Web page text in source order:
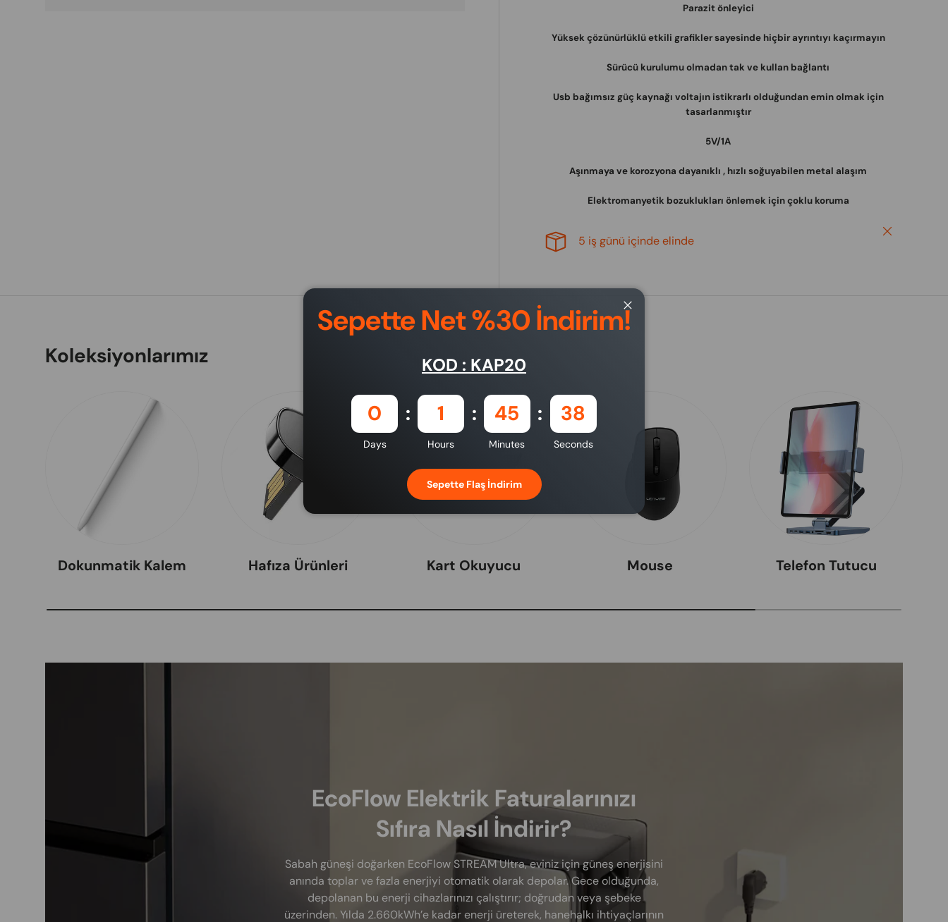
Parazit önleyici
Yüksek çözünürlüklü etkili grafikler sayesinde hiçbir ayrıntıyı kaçırmayın
Sürücü kurulumu olmadan tak ve kullan bağlantı
Usb bağımsız güç kaynağı voltajın istikrarlı olduğundan emin olmak için
tasarlanmıştır
5V/1A
Aşınmaya ve korozyona dayanıklı , hızlı soğuyabilen metal alaşım
Elektromanyetik bozuklukları önlemek için çoklu koruma
5 iş günü içinde elinde
Close
Koleksiyonlarımız
Dokunmatik Kalem Hafıza Ürünleri Kart Okuyucu Mouse Telefon Tutucu
EcoFlow Elektrik Faturalarınızı
Sıfıra Nasıl İndirir?
Sabah güneşi doğarken EcoFlow STREAM Ultra, eviniz için güneş enerjisini
anında toplar ve fazla enerjiyi otomatik olarak depolar. Gece olduğunda,
depolanan bu enerji cihazlarınızı çalıştırır; doğrudan veya şebeke
üzerinden. Yılda 2.660kWh’e kadar enerji üreterek, hanehalkı ihtiyaçlarının
Close
Sepette Net %30 İndirim!
KOD : KAP20
0
Days
1
Hours
45
Minutes
37
Seconds
Sepette Flaş İndirim